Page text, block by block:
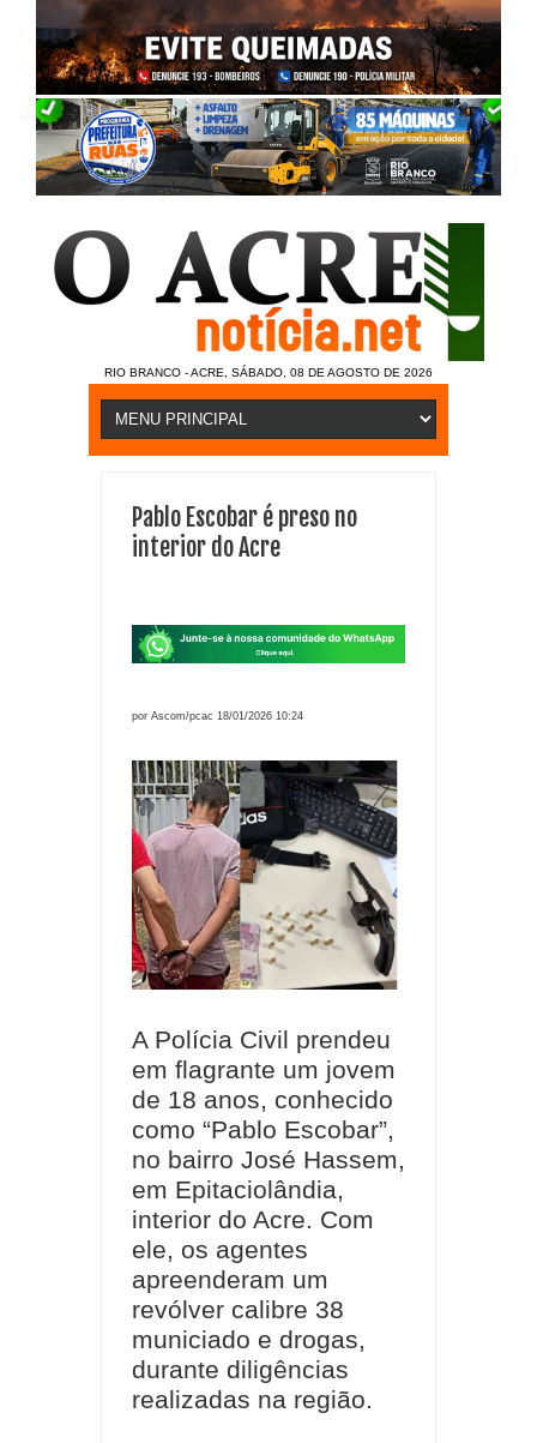
RIO BRANCO - ACRE, SÁBADO, 08 DE AGOSTO DE 2026
Pablo Escobar é preso no
interior do Acre
por Ascom/pcac 18/01/2026 10:24
A Polícia Civil prendeu
em flagrante um jovem
de 18 anos, conhecido
como “Pablo Escobar”,
no bairro José Hassem,
em Epitaciolândia,
interior do Acre. Com
ele, os agentes
apreenderam um
revólver calibre 38
municiado e drogas,
durante diligências
realizadas na região.